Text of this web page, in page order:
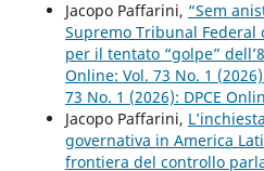
Jacopo Paffarini, “Sem
Supremo Tribunal Federal
per il tentato “golpe”
Online: Vol. 73 No. 1
73 No. 1 (2026): DPCE
Jacopo Paffarini,
governativa in America
frontiera del controllo